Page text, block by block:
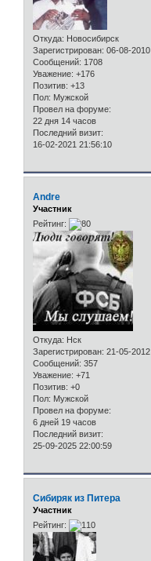
Откуда: Новосибирск
Зарегистрирован: 06-08-2010
Сообщений: 1708
Уважение: +176
Позитив: +13
Пол: Мужской
Провел на форуме:
22 дня 14 часов
Последний визит:
16-02-2021 21:56:10
Andre
Участник
Рейтинг:
Откуда: Нск
Зарегистрирован: 21-05-2012
Сообщений: 357
Уважение: +71
Позитив: +0
Пол: Мужской
Провел на форуме:
6 дней 19 часов
Последний визит:
25-09-2025 22:00:59
Сибиряк из Питера
Участник
Рейтинг: